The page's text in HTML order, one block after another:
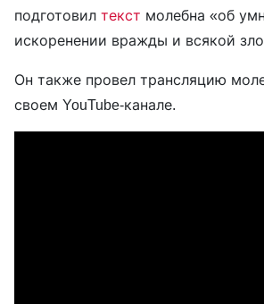
подготовил текст молебна «об
искоренении вражды и всякой
Он также провел трансляцию
своем YouTube-канале.